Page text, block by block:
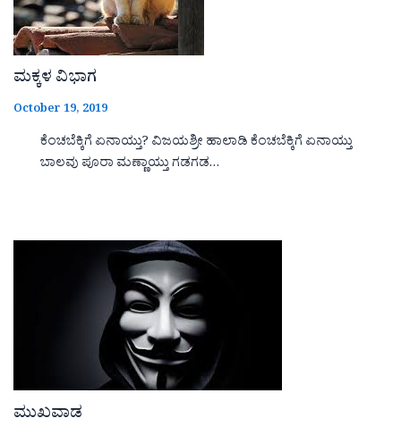
ಮಕ್ಕಳ ವಿಭಾಗ
October 19, 2019
ಕೆಂಚಬೆಕ್ಕಿಗೆ ಏನಾಯ್ತು? ವಿಜಯಶ್ರೀ ಹಾಲಾಡಿ ಕೆಂಚಬೆಕ್ಕಿಗೆ ಏನಾಯ್ತು
ಬಾಲವು ಪೂರಾ ಮಣ್ಣಾಯ್ತು ಗಡಗಡ…
ಮುಖವಾಡ